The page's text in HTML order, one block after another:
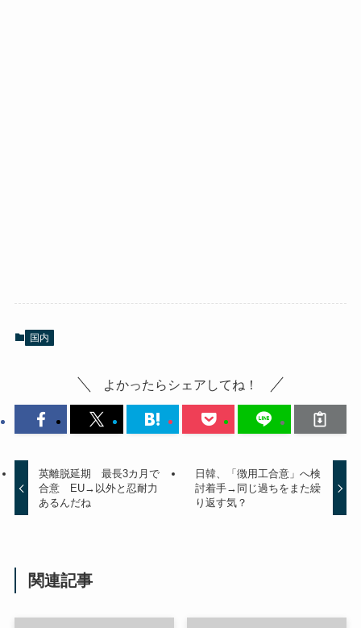
国内
よかったらシェアしてね！
英離脱延期 最長3カ月で
合意 EU→以外と忍耐力
あるんだね
日韓、「徴用工合意」へ検
討着手→同じ過ちをまた繰
り返す気？
関連記事